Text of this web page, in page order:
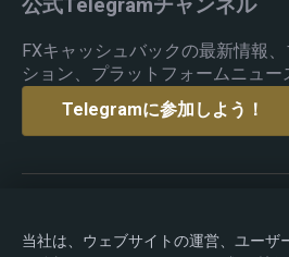
公式Telegramチャンネル
FXキャッシュバックの最新情報
ション、プラットフォームニュー
Telegramに参加しよう！
す.
当社は、ウェブサイトの運営、ユーザ